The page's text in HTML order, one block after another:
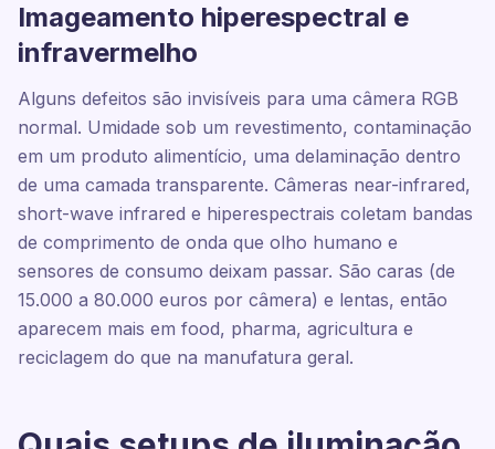
Imageamento hiperespectral e
infravermelho
Alguns defeitos são invisíveis para uma câmera RGB
normal. Umidade sob um revestimento, contaminação
em um produto alimentício, uma delaminação dentro
de uma camada transparente. Câmeras near-infrared,
short-wave infrared e hiperespectrais coletam bandas
de comprimento de onda que olho humano e
sensores de consumo deixam passar. São caras (de
15.000 a 80.000 euros por câmera) e lentas, então
aparecem mais em food, pharma, agricultura e
reciclagem do que na manufatura geral.